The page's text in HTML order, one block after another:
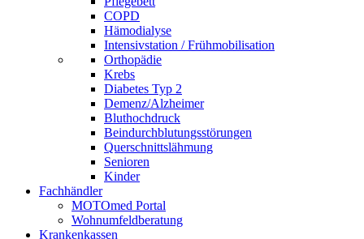
COPD
Hämodialyse
Intensivstation / Frühmobilisation
Orthopädie
Krebs
Diabetes Typ 2
Demenz/Alzheimer
Bluthochdruck
Beindurchblutungsstörungen
Querschnittslähmung
Senioren
Kinder
Fachhändler
MOTOmed Portal
Wohnumfeldberatung
Krankenkassen